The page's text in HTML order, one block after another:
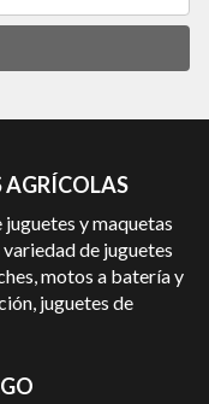
AGRÍCOLAS
y maquetas
de juguetes
motos a batería y
juguetes de